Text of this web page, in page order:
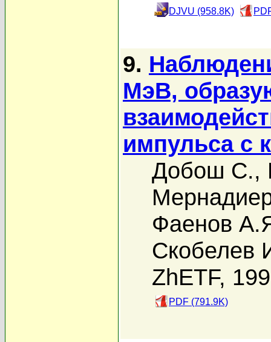
DJVU (958.8K)
9.
МэВ,
импульса с
Добош С.,
Фаенов
Скобелев
ZhETF,
PDF (791.9K)